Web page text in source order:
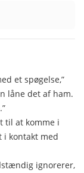
et spøgelse,”
låne det af ham.
til at komme i
i kontakt med
ignorerer,